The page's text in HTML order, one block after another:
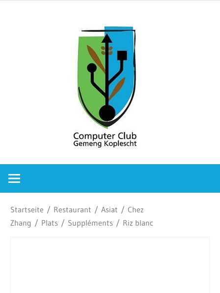
Club
Startseite / Restaurant /Asiat /Chez
Zhang / Plats / Suppléments / Riz blanc